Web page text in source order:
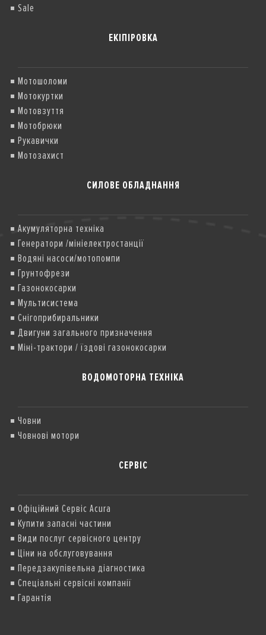
Sale
ЕКІПІРОВКА
Мотошоломи
Мотокуртки
Мотовзуття
Мотобрюки
Рукавички
Мотозахист
СИЛОВЕ ОБЛАДНАННЯ
Акумуляторна техніка
Генератори /мініелектростанції
Водяні насоси/мотопомпи
Грунтофрези
Газонокосарки
Мультисистема
Снігоприбиральники
Двигуни загального призначення
Міні-трактори / їздові газонокосарки
ВОДОМОТОРНА ТЕХНІКА
Човни
Човнові мотори
СЕРВІС
Офіційний Сервіс Acura
Купити запасні частини
Види послуг сервісного центру
Ціни на обслуговування
Передзакупівельна діагностика
Спеціальні сервісні компанії
Гарантія